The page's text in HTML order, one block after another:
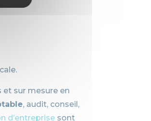
sur mesure en
, audit, conseil,
d’entreprisesont